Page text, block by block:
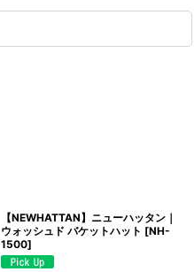
【NEWHATTAN】ニューハッタン｜
ウォッシュド バケットハット [NH-
1500]